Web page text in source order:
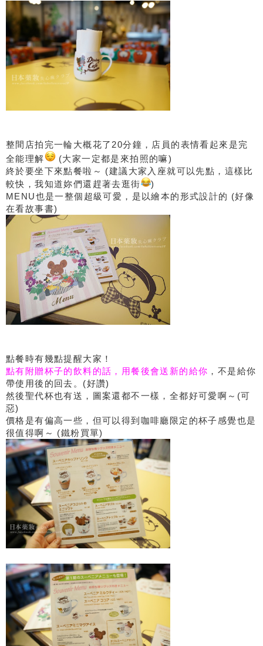
整間店拍完一輪大概花了20分鐘，店員的表情看起來是完
全能理解
(大家一定都是來拍照的嘛)
終於要坐下來點餐啦～ (建議大家入座就可以先點，這樣比
較快，我知道妳們還趕著去逛街
)
MENU也是一整個超級可愛，是以繪本的形式設計的 (好像
在看故事書)
點餐時有幾點提醒大家！
點有附贈杯子的飲料的話，用餐後會送新的給你 ，不是給你
帶使用後的回去。(好讚)
然後聖代杯也有送，圖案還都不一樣，全都好可愛啊～(可
惡)
價格是有偏高一些，但可以得到咖啡廳限定的杯子感覺也是
很值得啊～ (鐵粉買單)